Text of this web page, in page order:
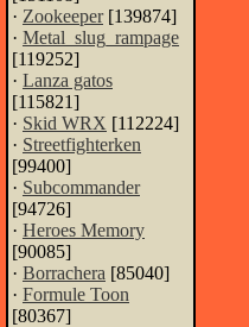
· Zookeeper[139874]
· Metal_slug_rampage
[119252]
· Lanza gatos
[115821]
· Skid WRX [112224]
· Streetfighterken
[99400]
· Subcommander
[94726]
· Heroes Memory
[90085]
· Borrachera [85040]
· Formule Toon
[80367]